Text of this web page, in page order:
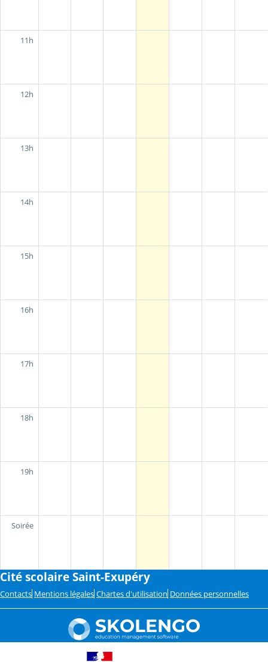
11h
12h
13h
14h
15h
16h
17h
18h
19h
Soirée
Cité scolaire Saint-Exupéry
Contacts Mentions légales Chartes d'utilisation Données personnelles